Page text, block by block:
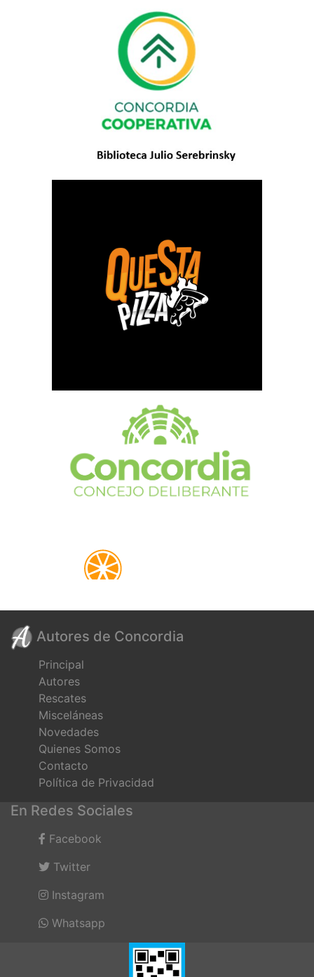
Autores de Concordia
Principal
Autores
Rescates
Misceláneas
Novedades
Quienes Somos
Contacto
Política de Privacidad
En Redes Sociales
Facebook
Twitter
Instagram
Whatsapp